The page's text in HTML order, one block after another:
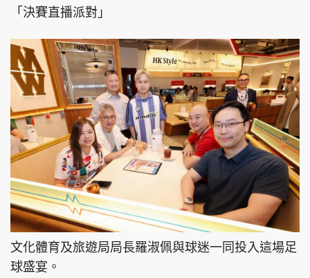
「決賽直播派對」
文化體育及旅遊局局長羅淑佩與球迷一同投入這場足
球盛宴。